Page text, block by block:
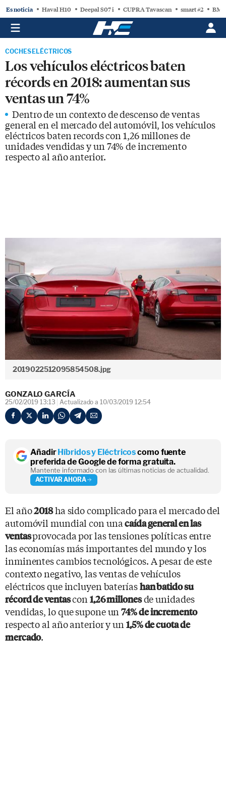
Es noticia Haval H10 Deepal S07 i CUPRA Tavascan smart #2
COCHES ELÉCTRICOS
Los vehículos eléctricos baten
récords en 2018: aumentan sus
ventas un 74%
Dentro de un contexto de descenso de ventas
general en el mercado del automóvil, los vehículos
eléctricos baten records con 1,26 millones de
unidades vendidas y un 74% de incremento
respecto al año anterior.
2019022512095854508.jpg
GONZALO GARCÍA
25/02/2019 13:13 Actualizado a 10/03/2019 12:54
AñadirHíbridos y Eléctricoscomo fuente
preferida de Google de forma gratuita.
Mantente informado con las últimas noticias de actualidad.
ACTIVAR AHORA
El año2018ha sido complicado para el mercado del
automóvil mundial con unacaída general en las
ventasprovocada por las tensiones políticas entre
las economías más importantes del mundo y los
inminentes cambios tecnológicos. A pesar de este
contexto negativo, las ventas de vehículos
eléctricos que incluyen bateríashan batido su
récord de ventascon 1,26 millonesde unidades
vendidas, lo que supone un74% de incremento
respecto al año anterior y un 1,5% de cuota de
mercado.